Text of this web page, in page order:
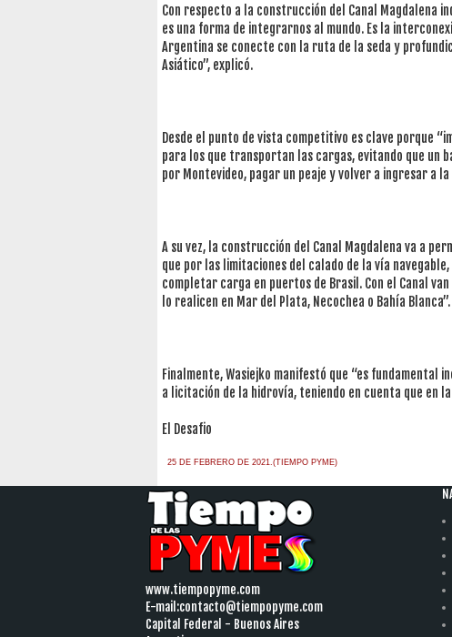
Con respecto a la construcción del Canal Magdalena
es una forma de integrarnos al mundo. Es la
Argentina se conecte con la ruta de la seda y
Asiático”, explicó.
Desde el punto de vista competitivo es clave porque
para los que transportan las cargas, evitando que un
por Montevideo, pagar un peaje y volver a ingresar a la
A su vez, la construcción del Canal Magdalena va a
que por las limitaciones del calado de la vía
completar carga en puertos de Brasil. Con el Canal
lo realicen en Mar del Plata, Necochea o Bahía Blanca”.
Finalmente, Wasiejko manifestó que “es fundamental
a licitación de la hidrovía, teniendo en cuenta que en
El Desafio
25 DE FEBRERO DE 2021.(TIEMPO PYME)
www.tiempopyme.com
E-mail:contacto@tiempopyme.com
Capital Federal - Buenos Aires